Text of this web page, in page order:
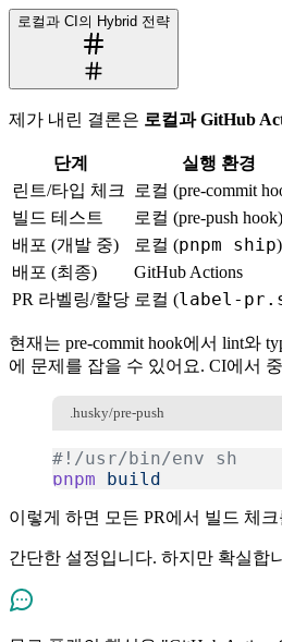
로컬과 CI의 Hybrid 전략
제가 내린 결론은 로컬과 GitHub
단계 실행 환경
린트/타입 체크 로컬 (pre-commit
빌드 테스트
로컬 (pre-push hook)
배포 (개발 중)
로컬 (pnpm ship)
배포 (최종)
GitHub Actions
PR 라벨링/할당 로컬 (label-
현재는 pre-commit hook에서 lint와
에 문제를 잡을 수 있어요. CI에서
.husky/pre-push
#!/usr/bin/env sh
pnpm build
이렇게 하면 모든 PR에서 빌드 체
간단한 설정입니다. 하지만 확실합